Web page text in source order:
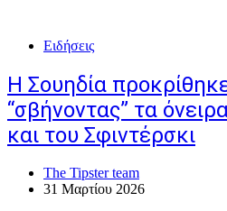
Ειδήσεις
Η Σουηδία
“σβήνοντας” τα
και του Σφιντέρσκι
The Tipster team
31 Μαρτίου 2026